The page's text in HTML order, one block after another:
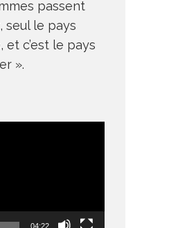
passent
seul le pays
c’est le pays
».
04:22